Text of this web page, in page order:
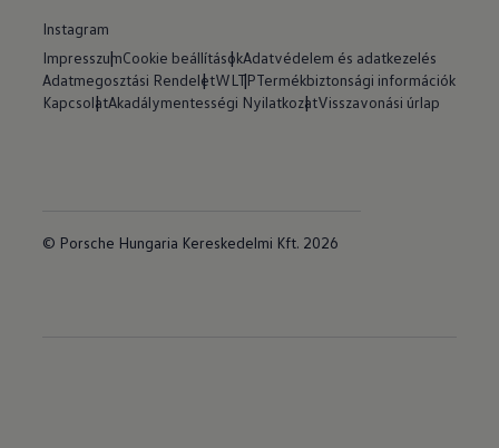
Instagram
ImpresszumCookie beállításokAdatvédelem és adatkezelés
Adatmegosztási RendeletWLTPTermékbiztonsági információk
KapcsolatAkadálymentességi NyilatkozatVisszavonási úrlap
© Porsche Hungaria Kereskedelmi Kft. 2026